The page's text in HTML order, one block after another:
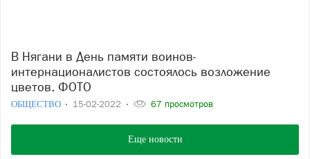
В Нягани в День памяти воинов-
интернационалистов состоялось возложение
цветов. ФОТО
ОБЩЕСТВО 15-02-2022 67 просмотров
Еще новости